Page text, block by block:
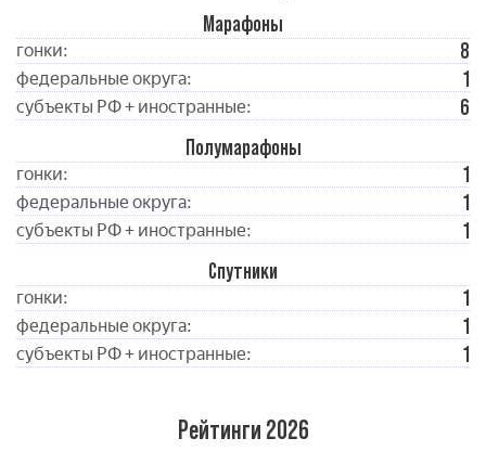
Марафоны
гонки: 8
федеральные округа: 1
субъекты РФ + иностранные:
6
Полумарафоны
гонки: 1
федеральные округа: 1
субъекты РФ + иностранные:
1
Спутники
гонки: 1
федеральные округа: 1
субъекты РФ + иностранные: 1
Рейтинги 2026